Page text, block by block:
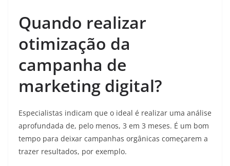
Quando realizar
otimização da
campanha de
marketing digital?
Especialistas indicam que o ideal é realizar uma análise
aprofundada de, pelo menos, 3 em 3 meses. É um bom
tempo para deixar campanhas orgânicas começarem a
trazer resultados, por exemplo.